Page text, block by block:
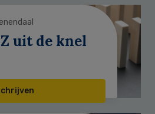
uit de knel